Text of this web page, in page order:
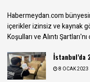
Habermeydan.com
içerikler izinsiz ve kaynak
Koşulları ve Alıntı Şartları
İstanbul’da
8 OCAK 2023